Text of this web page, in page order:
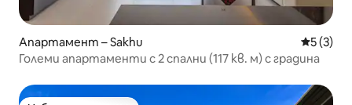
Апартамент – Sakhu Средна
5 (3)
Големи апартаменти с 2 спални (117 кв. м) с градина